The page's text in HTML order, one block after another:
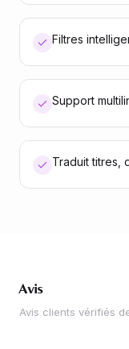
Filtres
Support
Traduit titres,
Avis
Avis clients vérifiés